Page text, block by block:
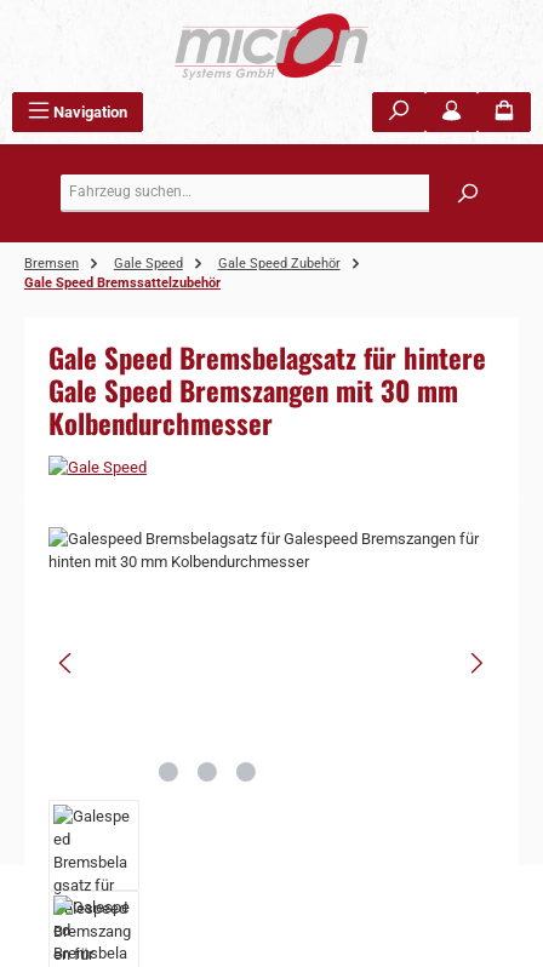
Navigation
Bremsen Gale Speed
Gale Speed Zubehör
Gale Speed Bremssattelzubehör
Gale Speed Bremsbelagsatz für hintere
Gale Speed Bremszangen mit 30 mm
Kolbendurchmesser
Bildergalerie überspringen